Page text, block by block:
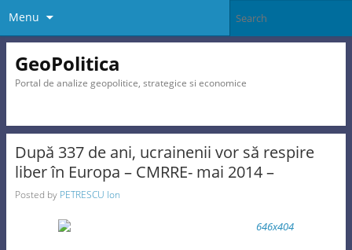
Menu
GeoPolitica
Portal de analize geopolitice, strategice si economice
După 337 de ani, ucrainenii vor să respire
liber în Europa – CMRRE- mai 2014 –
Posted by PETRESCU Ion